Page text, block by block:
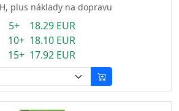
plus náklady na dopravu
5+ 18.29 EUR
10+ 18.10 EUR
15+ 17.92 EUR